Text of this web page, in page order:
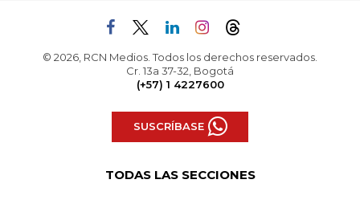
© 2026, RCN Medios. Todos los derechos reservados.
Cr. 13a 37-32, Bogotá
(+57) 1 4227600
SUSCRÍBASE
TODAS LAS SECCIONES